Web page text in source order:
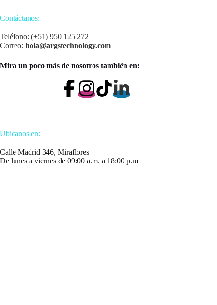
Contáctanos:
Teléfono: (+51) 950 125 272
Correo: hola@argstechnology.com
Mira un poco más de nosotros también en:
Ubicanos en:
Calle Madrid 346, Miraflores
De lunes a viernes de 09:00 a.m. a 18:00 p.m.